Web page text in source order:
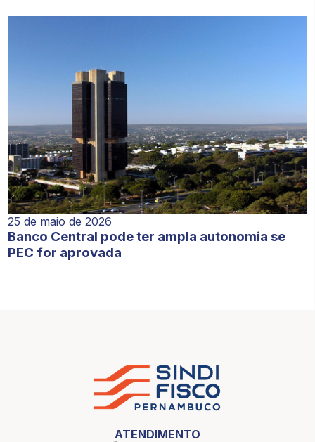
25 de maio de 2026
Banco Central pode ter ampla autonomia se
PEC for aprovada
ATENDIMENTO